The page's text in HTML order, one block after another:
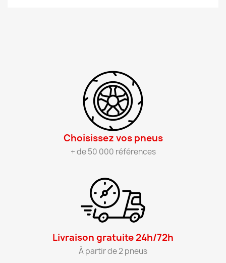
Choisissez vos pneus​
+ de 50 000 références
Livraison gratuite 24h/72h​
À partir de 2 pneus​